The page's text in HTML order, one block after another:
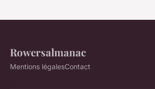
Rowersalmanac
Mentions légalesContact